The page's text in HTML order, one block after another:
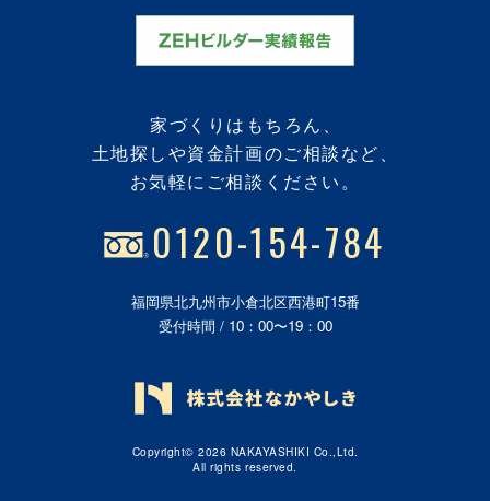
家づくりはもちろん、
土地探しや資金計画のご相談など、
お気軽にご相談ください。
0120-154-784
福岡県北九州市小倉北区西港町15番
受付時間 / 10：00〜19：00
Copyright© 2026 NAKAYASHIKI Co.,Ltd.
All rights reserved.